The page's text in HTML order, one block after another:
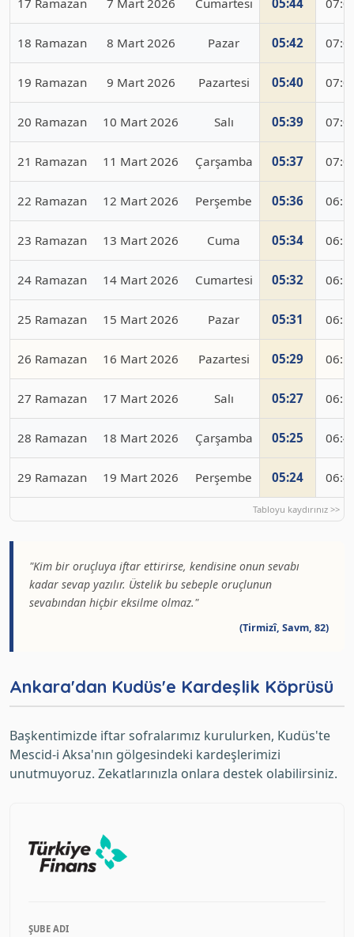
17 Ramazan 7 Mart 2026 Cumartesi 05:44
18 Ramazan 8 Mart 2026 Pazar 05:42
19 Ramazan 9 Mart 2026 Pazartesi 05:40
20 Ramazan 10 Mart 2026 Salı 05:39
21 Ramazan 11 Mart 2026 Çarşamba 05:37
22 Ramazan 12 Mart 2026 Perşembe 05:36
23 Ramazan 13 Mart 2026 Cuma 05:34
24 Ramazan 14 Mart 2026 Cumartesi 05:32
25 Ramazan 15 Mart 2026 Pazar 05:31
26 Ramazan 16 Mart 2026 Pazartesi 05:29
27 Ramazan 17 Mart 2026 Salı 05:27
28 Ramazan 18 Mart 2026 Çarşamba 05:25
29 Ramazan 19 Mart 2026 Perşembe 05:24
"Kim bir oruçluya iftar ettirirse, kendisine onun sevabı
kadar sevap yazılır. Üstelik bu sebeple oruçlunun
sevabından hiçbir eksilme olmaz."
(Tirmizî, Savm, 82)
Ankara'dan Kudüs'e Kardeşlik Köprüsü
Başkentimizde iftar sofralarımız kurulurken, Kudüs'te
Mescid-i Aksa'nın gölgesindeki kardeşlerimizi
unutmuyoruz. Zekatlarınızla onlara destek olabilirsiniz.
ŞUBE ADI